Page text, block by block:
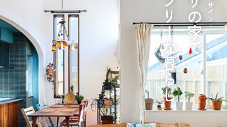
商品ラインナップ
施工事例
モデルハウス
お客様の声
家づくりの流れ
土地をお探しの方